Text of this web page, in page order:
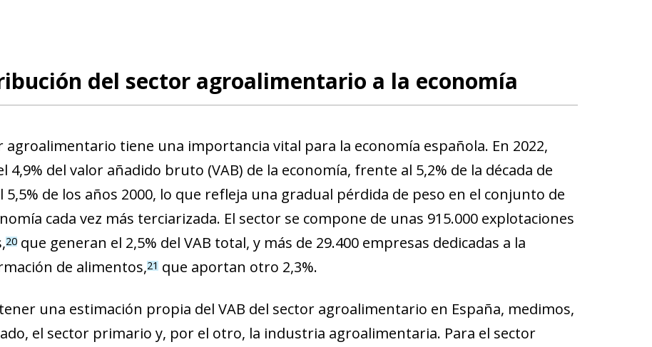
del sector agroalimentario a la economía
agroalimentario tiene una importancia vital para la economía española. En 2022,
4,9% del valor añadido bruto (VAB) de la economía, frente al 5,2% de la década de
5,5% de los años 2000, lo que refleja una gradual pérdida de peso en el conjunto de
cada vez más terciarizada. El sector se compone de unas 915.000 explotaciones
20que generan el 2,5% del VAB total, y más de 29.400 empresas dedicadas a la
de alimentos,21que aportan otro 2,3%.
una estimación propia del VAB del sector agroalimentario en España, medimos,
el sector primario y, por el otro, la industria agroalimentaria. Para el sector